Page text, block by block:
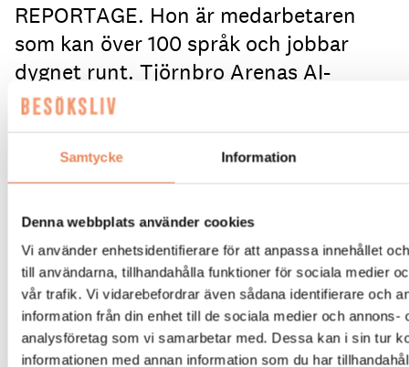
Samtycke Information
Denna webbplats använder cookies
Vi använder enhetsidentifierare för att anpassa innehållet
till användarna, tillhandahålla funktioner för sociala medier
vår trafik. Vi vidarebefordrar även sådana identifierare och
information från din enhet till de sociala medier och annons-
analysföretag som vi samarbetar med. Dessa kan i sin tur
informationen med annan information som du har
REPORTAGE. Hon är medarbetaren
som kan över 100 språk och jobbar
dygnet runt. Tjörnbro Arenas AI-
assistent Katja är under utbildning och
frågor. Allt för att avlasta receptionen
som istället kan fokusera på ännu
bättre mänsklig service.
Du anländer med familjen mitt i natten till Tjörnbro
Arena.Det regnar.Det blåser.Receptionen är
släckt.Du tar fram mobilen för att kolla
öppettiderna och möts av Katja på skärmen som
säger ”Välkommen – fråga mig vad som helst”.Efter